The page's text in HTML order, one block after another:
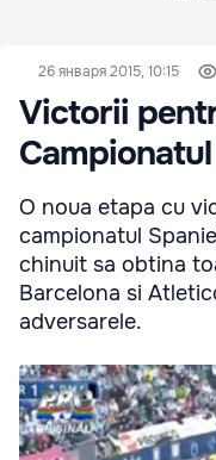
26 января 2015, 10:15
Victorii
O noua etapa cu
campionatul
chinuit sa obtina
Barcelona si
adversarele.